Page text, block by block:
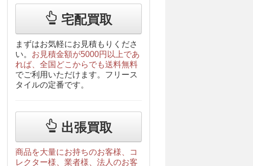
宅配買取
まずはお気軽にお見積もりくださ
い。 お見積金額が5000円以上であ
れば、全国どこからでも送料無料
でご利用いただけます。フリース
タイルの定番です。
出張買取
商品を大量にお持ちのお客様、コ
レクター様、業者様、法人のお客